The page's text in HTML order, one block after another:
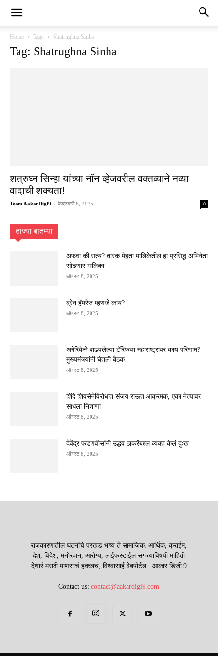
Home Tags Shatrughna Sinha
Tag: Shatrughna Sinha
शत्रुघ्न सिन्हा यांच्या नॉन व्हेजवरील वक्तव्याने नव्या
वादाची शक्यता!
Team AakarDigi9 - फेब्रुवारी 6, 2025 0
ताज्या बातम्या
अफवा की सत्य? तारक मेहता मालिकेतील हा प्रसिद्ध अभिनेता
सोडणार मालिका
ऑगस्ट 8, 2025
ब्रेन हॅमरेज म्हणजे काय?
ऑगस्ट 8, 2025
अमेरिकेने वाढवलेल्या टॅरिफचा महाराष्ट्रावर काय परिणाम?
मुख्यमंत्र्यांनी घेतली बैठक
ऑगस्ट 8, 2025
शिंदे शिवसेनेविरोधात संजय राऊत आक्रमक, एका नेत्यावर
साधला निशाणा
ऑगस्ट 8, 2025
देवेंद्र फडणवीसांनी उद्धव ठाकरेंबद्दल व्यक्त केलं दुःख
ऑगस्ट 8, 2025
राजकारणातील घटनांचे परखड भाष्य ते सामाजिक, आर्थिक, क्राईम,
देश, विदेश, मनोरंजन, आरोग्य, लाईफस्टाईल सगळ्याविषयी माहिती
देणारं मराठी माणसाचं हक्काचं, विश्वासार्ह वेबपोर्टल.. आकार डिजी 9
Contact us:contact@aakardigi9.com